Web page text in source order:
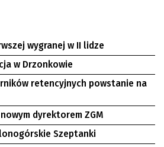
wygranej w II lidze
w Drzonkowie
retencyjnych powstanie na
dyrektorem ZGM
Szeptanki